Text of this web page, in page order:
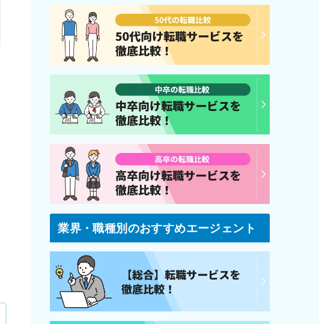
業界・職種別のおすすめエージェント